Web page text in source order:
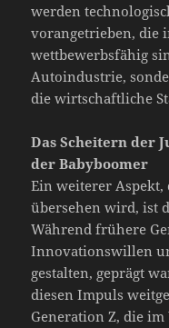
werden
vorangetrieben, die
wettbewerbsfähig
Autoindustrie,
die wirtschaftliche
Das Scheitern der
der Babyboomer
Ein weiterer
übersehen wird, ist
Während frühere
Innovationswillen
gestalten, geprägt
diesen Impuls
Generation Z, die